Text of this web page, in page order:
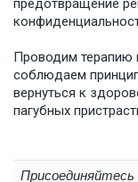
предотвращение
Проводим терапию
соблюдаем
вернуться к
пагубных